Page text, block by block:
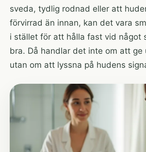
sveda, tydlig rodnad eller att
förvirrad än innan, kan det vara
i stället för att hålla fast vid något
bra. Då handlar det inte om att ge
utan om att lyssna på hudens